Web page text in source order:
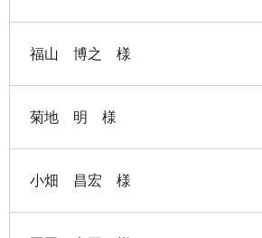
福山 博之 様
菊地 明 様
小畑 昌宏 様